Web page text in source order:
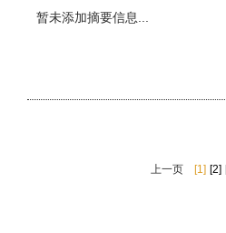
暂未添加摘要信息...
上一页 [1] [2]